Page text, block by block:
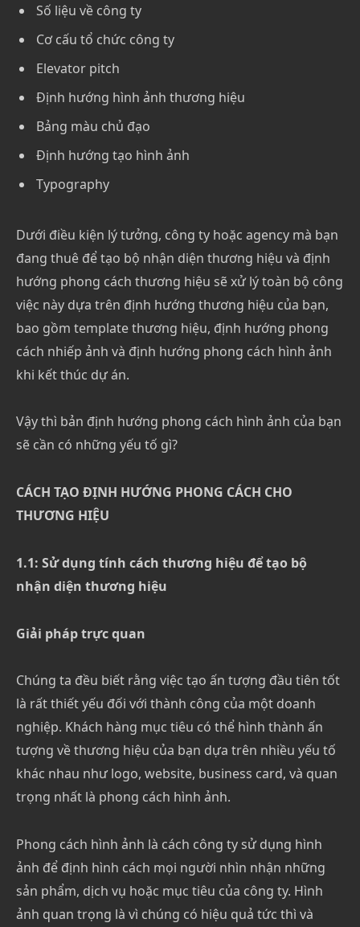
Số liệu về công ty
Cơ cấu tổ chức công ty
Elevator pitch
Định hướng hình ảnh thương hiệu
Bảng màu chủ đạo
Định hướng tạo hình ảnh
Typography
Dưới điều kiện lý tưởng, công ty hoặc agency mà bạn
đang thuê để tạo bộ nhận diện thương hiệu và định
hướng phong cách thương hiệu sẽ xử lý toàn bộ công
việc này dựa trên định hướng thương hiệu của bạn,
bao gồm template thương hiệu, định hướng phong
cách nhiếp ảnh và định hướng phong cách hình ảnh
khi kết thúc dự án.
Vậy thì bản định hướng phong cách hình ảnh của bạn
sẽ cần có những yếu tố gì?
CÁCH TẠO ĐỊNH HƯỚNG PHONG CÁCH CHO
THƯƠNG HIỆU
1.1: Sử dụng tính cách thương hiệu để tạo bộ
nhận diện thương hiệu
Giải pháp trực quan
Chúng ta đều biết rằng việc tạo ấn tượng đầu tiên tốt
là rất thiết yếu đối với thành công của một doanh
nghiệp. Khách hàng mục tiêu có thể hình thành ấn
tượng về thương hiệu của bạn dựa trên nhiều yếu tố
khác nhau như logo, website, business card, và quan
trọng nhất là phong cách hình ảnh.
Phong cách hình ảnh là cách công ty sử dụng hình
ảnh để định hình cách mọi người nhìn nhận những
sản phẩm, dịch vụ hoặc mục tiêu của công ty. Hình
ảnh quan trọng là vì chúng có hiệu quả tức thì và